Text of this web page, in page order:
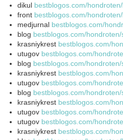
dikul bestblogos.com/
front bestblogos.com/
medjurnal bestblogos.com/
blog bestblogos.com/hondroten/
krasniykrest bestblogos.com/
utugov bestblogos.com/
blog bestblogos.com/hondroten/
krasniykrest bestblogos.com/
utugov bestblogos.com/
blog bestblogos.com/hondroten/
krasniykrest bestblogos.com/
utugov bestblogos.com/
utugov bestblogos.com/
krasniykrest bestblogos.com/